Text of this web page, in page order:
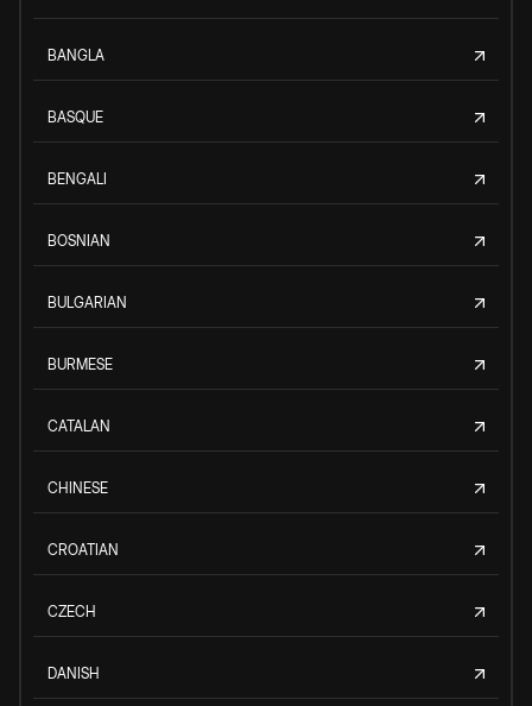
BANGLA
BASQUE
BENGALI
BOSNIAN
BULGARIAN
BURMESE
CATALAN
CHINESE
CROATIAN
CZECH
DANISH